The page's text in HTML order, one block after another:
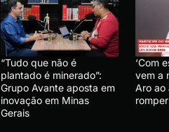
“Tudo que não é
plantado é minerado”:
Grupo Avante aposta em
inovação em Minas
Gerais
‘Com
vem a
Aro ao